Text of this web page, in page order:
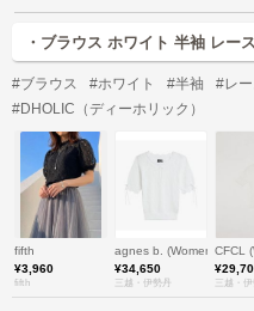
・ブラウス ホワイト 半袖 レー
#ブラウス #ホワイト #半袖 #レー
#DHOLIC（ディーホリック）
fifth
¥3,960
fifth
agnes b. (Women)/アニ
¥34,650
三越・伊勢丹
CFCL
三越・伊